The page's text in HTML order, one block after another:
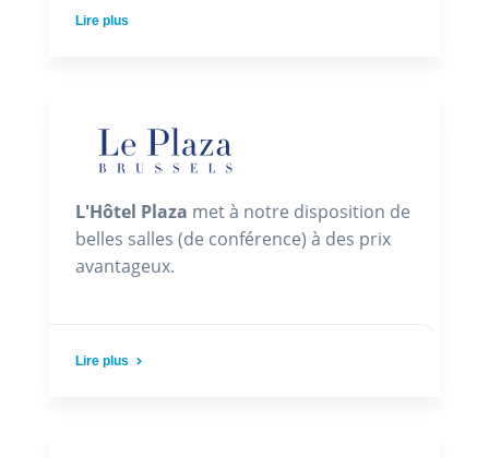
Lire plus
L'Hôtel Plaza met à notre disposition de
belles salles (de conférence) à des prix
avantageux.
Lire plus